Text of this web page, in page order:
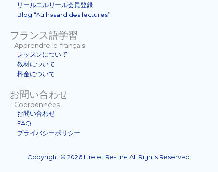
リールエルリール会員登録
Blog “Au hasard des lectures”
フランス語学習
- Apprendre le français
レッスンについて
教材について
料金について
お問い合わせ
- Coordonnées
お問い合わせ
FAQ
プライバシーポリシー
Copyright © 2026 Lire et Re-Lire All Rights Reserved.